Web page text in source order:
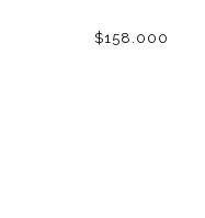
$158.000